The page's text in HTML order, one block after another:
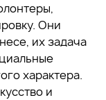
Они
их задача
характера.
и